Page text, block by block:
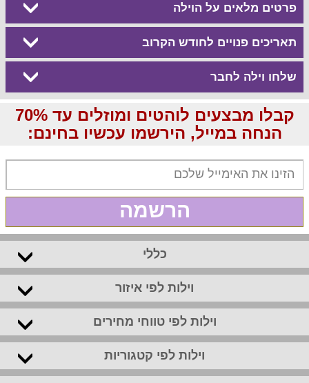
פרטים מלאים על הוילה
תאריכים פנויים לחודש הקרוב
שלחו וילה לחבר
קבלו מבצעים לוהטים ומוזלים עד 70%
הנחה במייל, הירשמו עכשיו בחינם:
הרשמה
כללי
וילות לפי איזור
וילות לפי טווחי מחירים
וילות לפי קטגוריות